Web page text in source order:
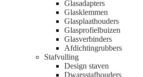
Glasadapters
Glasklemmen
Glasplaathouders
Glasprofielbuizen
Glasverbinders
Afdichtingrubbers
Stafvulling
Design staven
Dwarsstafhouders